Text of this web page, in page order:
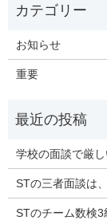
お知らせ
重要
学校の面談で厳
STの三者面談は
STのチーム数検3